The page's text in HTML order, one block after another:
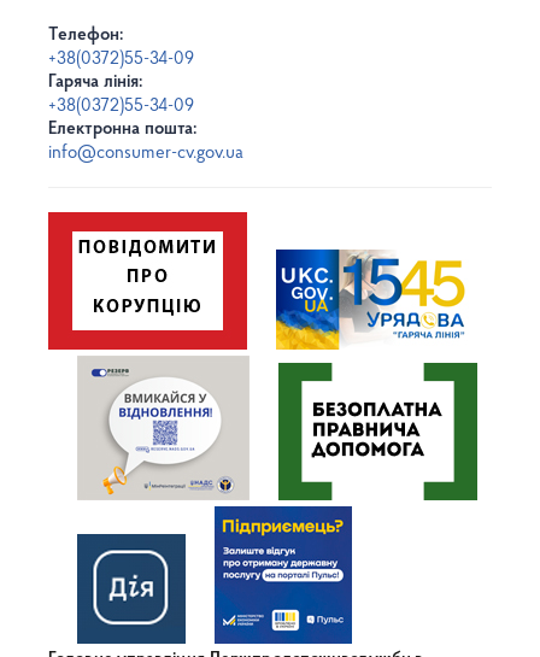
Телефон:
+38(0372)55-34-09
Гаряча лінія:
+38(0372)55-34-09
Електронна пошта:
info@consumer-cv.gov.ua